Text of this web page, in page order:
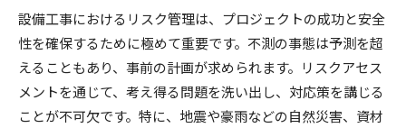
設備工事におけるリスク管理は、プロジェクトの成功と安全
性を確保するために極めて重要です。不測の事態は予測を超
えることもあり、事前の計画が求められます。リスクアセス
メントを通じて、考え得る問題を洗い出し、対応策を講じる
ことが不可欠です。特に、地震や豪雨などの自然災害、資材